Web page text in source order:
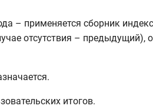
– применяется сборник
отсутствия – предыдущий),
итогов.